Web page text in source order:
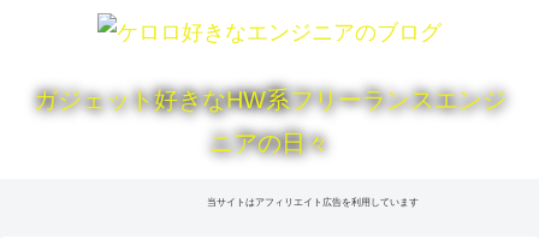
ガジェット好きなHW系フリーランスエンジ
ニアの日々
当サイトはアフィリエイト広告を利用しています